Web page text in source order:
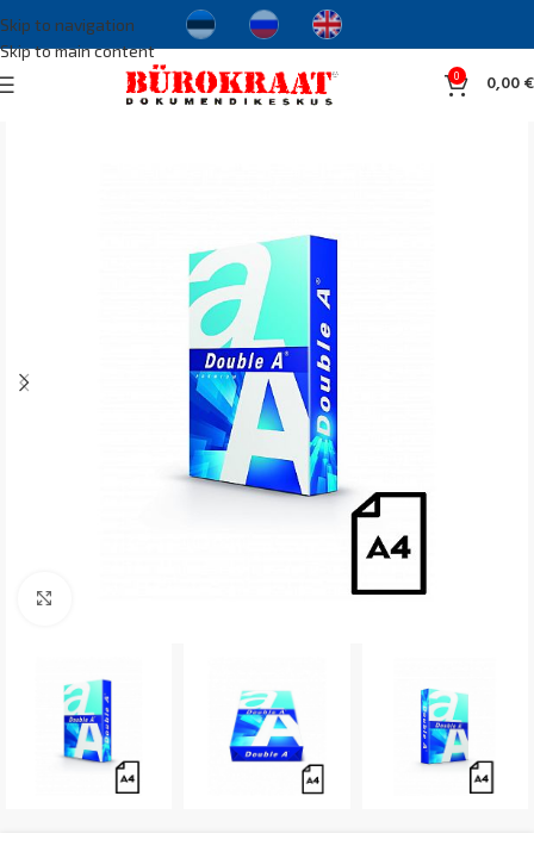
Skip to navigation
Skip to main content
0 0,00€